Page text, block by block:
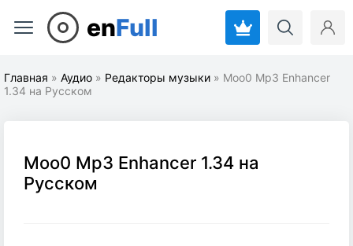
enFull
Главная » Аудио » Редакторы музыки » Moo0 Mp3 Enhancer
1.34 на Русском
Moo0 Mp3 Enhancer 1.34 на
Русском